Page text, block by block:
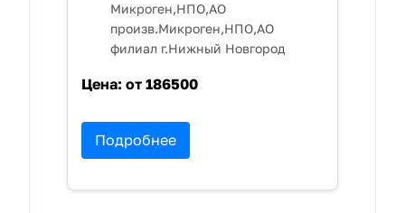
Микроген,НПО,АО
произв.Микроген,НПО,АО
филиал г.Нижный Новгород
Цена: от 186500
Подробнее